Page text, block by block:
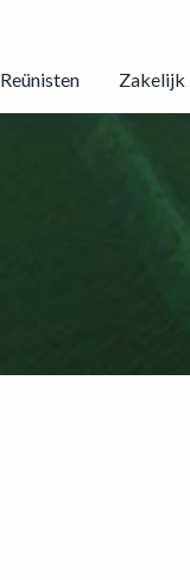
Reünisten Zakelijk